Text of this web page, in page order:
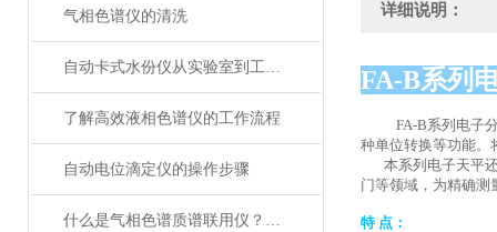
气相色谱仪的清洗
自动卡式水份仪从实验室到工业生产的广泛应用
了解高效液相色谱仪的工作流程
自动电位滴定仪的操作步骤
什么是气相色谱质谱联用仪？有什么用途？
详细说明：
FA-B系列
FA-B系列电子
种单位转换等功能。
本系列电子天平还
门等领域，为精确测
特 点：